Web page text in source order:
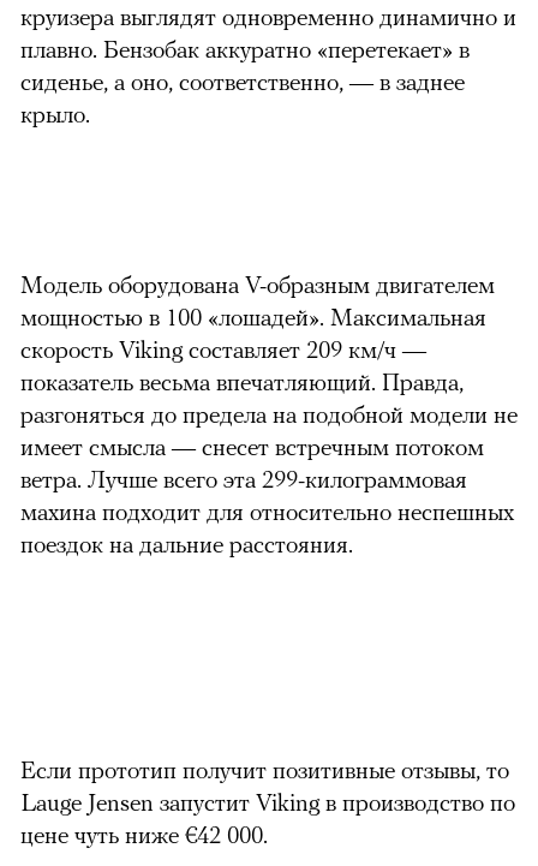
круизера выглядят одновременно динамично и
плавно. Бензобак аккуратно «перетекает» в
сиденье, а оно, соответственно, — в заднее
крыло.
00:00/ 00:00
Модель оборудована V-образным двигателем
мощностью в 100 «лошадей». Максимальная
скорость Viking составляет 209 км/ч —
показатель весьма впечатляющий. Правда,
разгоняться до предела на подобной модели не
имеет смысла — снесет встречным потоком
ветра. Лучше всего эта 299-килограммовая
махина подходит для относительно неспешных
поездок на дальние расстояния.
Если прототип получит позитивные отзывы, то
Lauge Jensen запустит Vikingв производство по
цене чуть ниже €42 000.